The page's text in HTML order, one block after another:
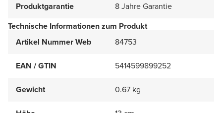
Produktgarantie
8 Jahre Garantie
Technische Informationen zum Produkt
Artikel Nummer Web
84753
EAN / GTIN 5414599899252
Gewicht 0.67 kg